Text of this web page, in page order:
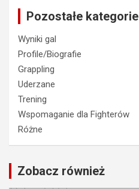
Pozostałe kategorie
Wyniki gal
Profile/Biografie
Grappling
Uderzane
Trening
Wspomaganie dla Fighterów
Różne
Zobacz również